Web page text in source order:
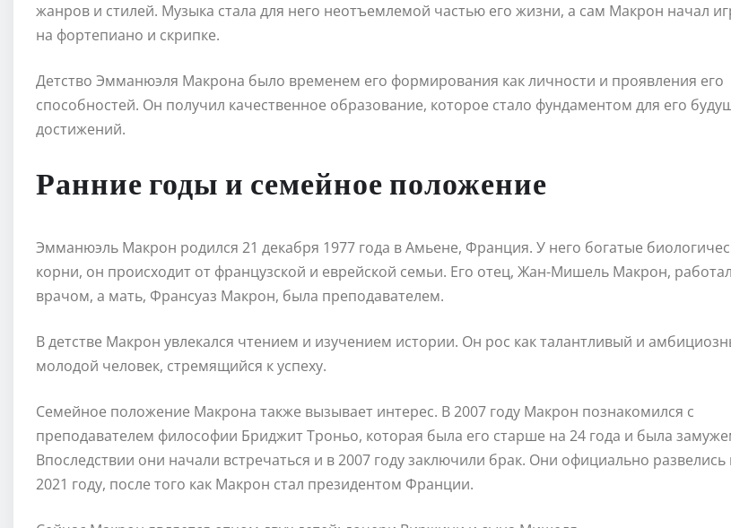
жанров и стилей. Музыка стала для него неотъемлемой частью его жизни, а сам Макрон начал
на фортепиано и скрипке.
Детство Эмманюэля Макрона было временем его формирования как личности и проявления его
способностей. Он получил качественное образование, которое стало фундаментом для его
достижений.
Ранние годы и семейное положение
Эмманюэль Макрон родился 21 декабря 1977 года в Амьене, Франция. У него богатые
корни, он происходит от французской и еврейской семьи. Его отец, Жан-Мишель Макрон, работал
врачом, а мать, Франсуаз Макрон, была преподавателем.
В детстве Макрон увлекался чтением и изучением истории. Он рос как талантливый и
молодой человек, стремящийся к успеху.
Семейное положение Макрона также вызывает интерес. В 2007 году Макрон познакомился с
преподавателем философии Бриджит Троньо, которая была его старше на 24 года и была
Впоследствии они начали встречаться и в 2007 году заключили брак. Они официально развелись
2021 году, после того как Макрон стал президентом Франции.